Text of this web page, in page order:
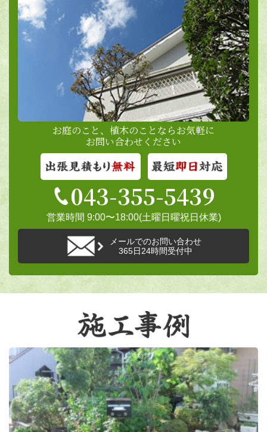
お庭のこと、植木のことならお気軽に
お問い合わせください
043-355-5439
営業時間 9:00〜18:00(土曜日曜祝日休業)
メールでのお問い合わせ
365日24時間受付中